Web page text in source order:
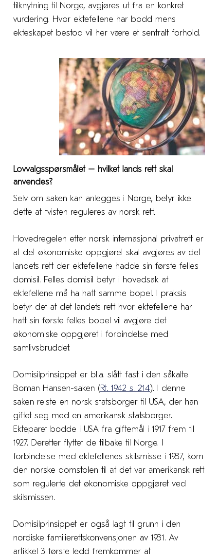
tilknytning til Norge, avgjøres ut fra en konkret
vurdering. Hvor ektefellene har bodd mens
ekteskapet bestod vil her være et sentralt forhold.
Lovvalgsspørsmålet – hvilket lands rett skal
anvendes?
Selv om saken kan anlegges i Norge, betyr ikke
dette at tvisten reguleres av norsk rett.
Hovedregelen etter norsk internasjonal privatrett er
at det økonomiske oppgjøret skal avgjøres av det
landets rett der ektefellene hadde sin første felles
domisil. Felles domisil betyr i hovedsak at
ektefellene må ha hatt samme bopel. I praksis
betyr det at det landets rett hvor ektefellene har
hatt sin første felles bopel vil avgjøre det
økonomiske oppgjøret i forbindelse med
samlivsbruddet.
Domisilprinsippet er bl.a. slått fast i den såkalte
Boman Hansen-saken (Rt. 1942 s. 214). I denne
saken reiste en norsk statsborger til USA, der han
giftet seg med en amerikansk statsborger.
Ekteparet bodde i USA fra giftemål i 1917 frem til
1927. Deretter flyttet de tilbake til Norge. I
forbindelse med ektefellenes skilsmisse i 1937, kom
den norske domstolen til at det var amerikansk rett
som regulerte det økonomiske oppgjøret ved
skilsmissen.
Domisilprinsippet er også lagt til grunn i den
nordiske familierettskonvensjonen av 1931. Av
artikkel 3 første ledd fremkommer at